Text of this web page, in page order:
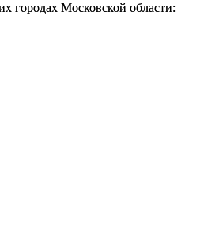
городах Московской области: